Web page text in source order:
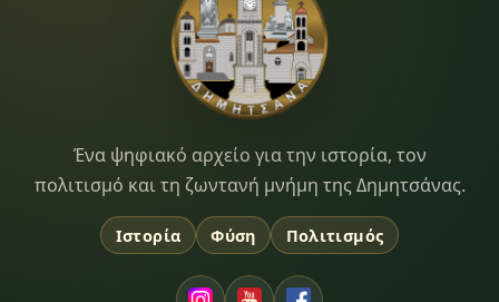
Dimitsana.gr
Ένα ψηφιακό αρχείο για την ιστορία, τον
πολιτισμό και τη ζωντανή μνήμη της Δημητσάνας.
Ιστορία Φύση Πολιτισμός